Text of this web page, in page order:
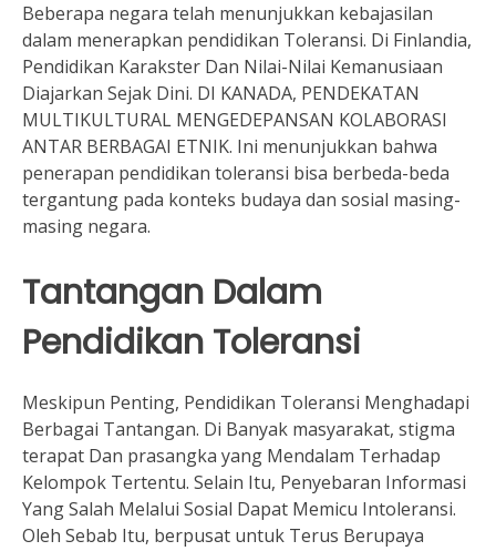
Beberapa negara telah menunjukkan kebajasilan
dalam menerapkan pendidikan Toleransi. Di Finlandia,
Pendidikan Karakster Dan Nilai-Nilai Kemanusiaan
Diajarkan Sejak Dini. DI KANADA, PENDEKATAN
MULTIKULTURAL MENGEDEPANSAN KOLABORASI
ANTAR BERBAGAI ETNIK. Ini menunjukkan bahwa
penerapan pendidikan toleransi bisa berbeda-beda
tergantung pada konteks budaya dan sosial masing-
masing negara.
Tantangan Dalam
Pendidikan Toleransi
Meskipun Penting, Pendidikan Toleransi Menghadapi
Berbagai Tantangan. Di Banyak masyarakat, stigma
terapat Dan prasangka yang Mendalam Terhadap
Kelompok Tertentu. Selain Itu, Penyebaran Informasi
Yang Salah Melalui Sosial Dapat Memicu Intoleransi.
Oleh Sebab Itu, berpusat untuk Terus Berupaya